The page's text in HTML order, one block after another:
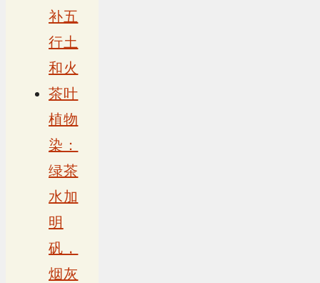
补五
行土
和火
茶叶
植物
染：
绿茶
水加
明
矾，
烟灰